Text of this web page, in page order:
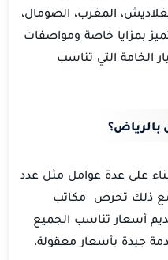
المغرب، الصومال،
بمزايا خاصة ومواصفات
الخامة التي تناسب
بالرياض؟
على عدة عوامل مثل عدد
ذلك تحرص مكاتب
أسعار تناسب الجميع
جيدة بأسعار معقولة.